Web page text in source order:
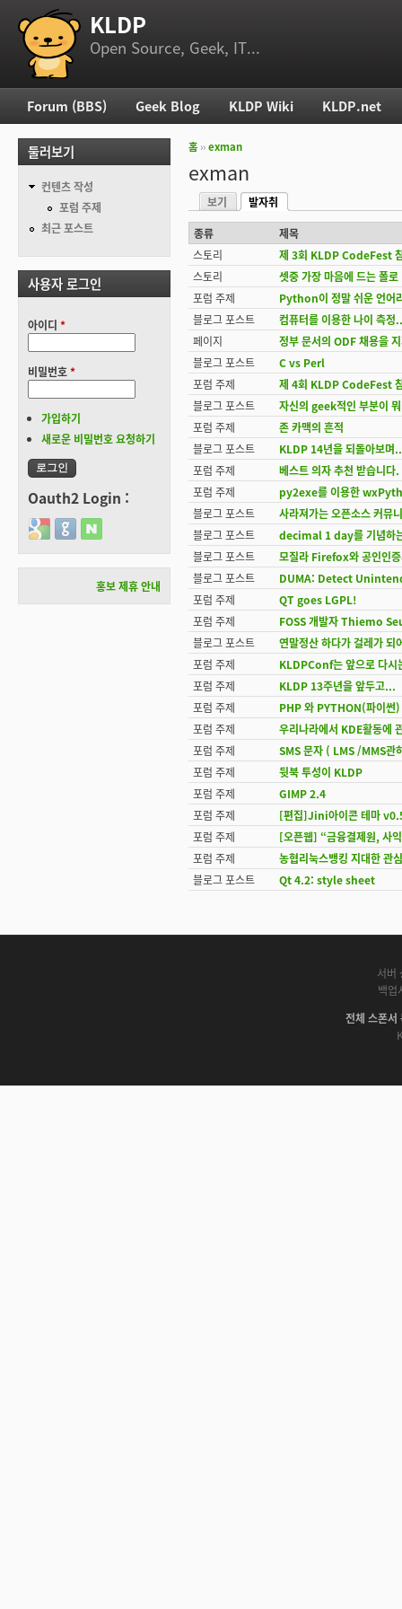
부 메뉴 KLDP
Open Source, Geek, IT...
현재 위치
홈 ››exman
exman
기본탭
보기
발자취
(활성탭)
종류
제목
스토리
제 3회 KLDP CodeFest
스토리
셋중 가장 마음에 드는 폴로
포럼 주제
Python이 정말 쉬운 언어
블로그 포스트
컴퓨터를 이용한 나이 측정
페이지
정부 문서의 ODF 채용을
블로그 포스트
C vs Perl
포럼 주제
제 4회 KLDP CodeFest
블로그 포스트
자신의 geek적인 부분이
포럼 주제
존 카맥의 흔적
블로그 포스트
KLDP 14년을 되돌아보며
포럼 주제
베스트 의자 추천 받습니다.
포럼 주제
py2exe를 이용한
블로그 포스트
사라져가는 오픈소스 커뮤
블로그 포스트
decimal 1 day를 기념하
블로그 포스트
모질라 Firefox와 공인인
블로그 포스트
DUMA: Detect
포럼 주제
QT goes LGPL!
포럼 주제
FOSS 개발자 Thiemo
블로그 포스트
연말정산 하다가 걸레가 되
포럼 주제
KLDPConf는 앞으로 다시
포럼 주제
KLDP 13주년을 앞두고...
포럼 주제
PHP 와 PYTHON(파이썬
포럼 주제
우리나라에서 KDE활동에
포럼 주제
SMS 문자 ( LMS /MMS관
포럼 주제
뒷북 투성이 KLDP
포럼 주제
GIMP 2.4
포럼 주제
[편집]Jini아이콘 테마
포럼 주제
[오픈웹] “금융결제원, 사
포럼 주제
농협리눅스뱅킹 지대한 관
블로그 포스트
Qt 4.2: style sheet
주 메뉴
Forum (BBS) Geek Blog KLDP Wiki KLDP.net
둘러보기
컨텐츠 작성
포럼 주제
최근 포스트
사용자 로그인
아이디 *
비밀번호*
가입하기
새로운 비밀번호 요청하기
Oauth2 Login :
Login with Google
Login with GitHub
Login with Naver
홍보 제휴 안내
서버
백업
전체 스폰서